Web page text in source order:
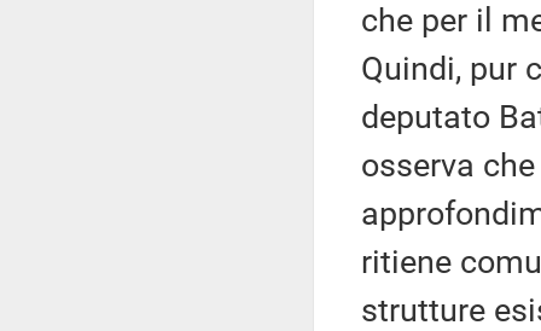
che per il
Quindi, pur
deputato
osserva
ritiene
strutture